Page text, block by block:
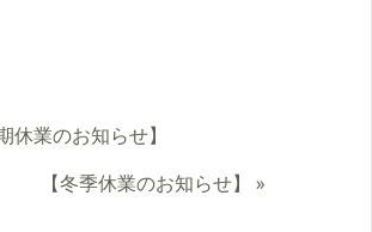
休業のお知らせ】
【冬季休業のお知らせ】
»